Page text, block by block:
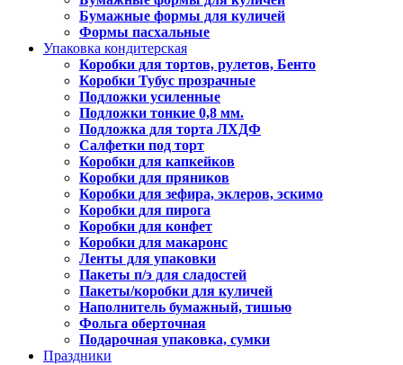
Бумажные формы для куличей
Формы пасхальные
Упаковка кондитерская
Коробки для тортов, рулетов, Бенто
Коробки Тубус прозрачные
Подложки усиленные
Подложки тонкие 0,8 мм.
Подложка для торта ЛХДФ
Салфетки под торт
Коробки для капкейков
Коробки для пряников
Коробки для зефира, эклеров, эскимо
Коробки для пирога
Коробки для конфет
Коробки для макаронс
Ленты для упаковки
Пакеты п/э для сладостей
Пакеты/коробки для куличей
Наполнитель бумажный, тишью
Фольга оберточная
Подарочная упаковка, сумки
Праздники